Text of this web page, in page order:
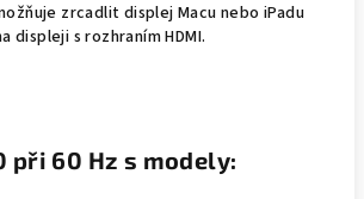
zrcadlit displej Macu nebo iPadu
displeji s rozhraním HDMI.
při 60 Hz s modely: